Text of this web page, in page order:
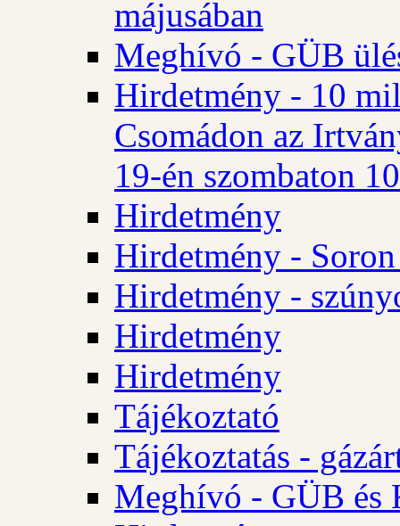
májusában
Meghívó - GÜB
Hirdetmény - 10
Csomádon az
19-én szombaton
Hirdetmény
Hirdetmény -
Hirdetmény -
Hirdetmény
Hirdetmény
Tájékoztató
Tájékoztatás -
Meghívó - GÜB és